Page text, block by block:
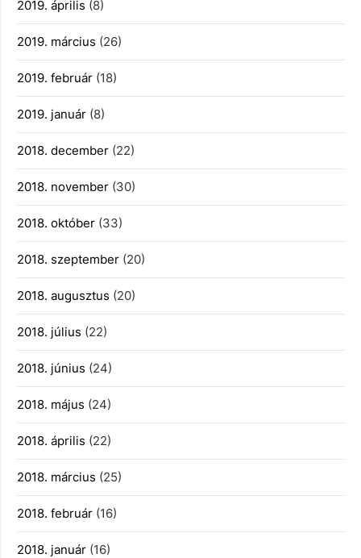
2019. április (8)
2019. március (26)
2019. február (18)
2019. január (8)
2018. december (22)
2018. november (30)
2018. október (33)
2018. szeptember (20)
2018. augusztus (20)
2018. július (22)
2018. június (24)
2018. május (24)
2018. április (22)
2018. március (25)
2018. február (16)
2018. január (16)